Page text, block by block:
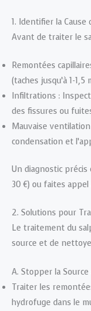
1. Identifier la Cause
Avant de traiter le
Remontées
(taches jusqu’à 1-1,5
Infiltrations :
des fissures ou
Mauvaise
condensation et
Un diagnostic
30 €) ou faites
2. Solutions pour
Le traitement du
source et de
A. Stopper la Source
Traiter les
hydrofuge dans le